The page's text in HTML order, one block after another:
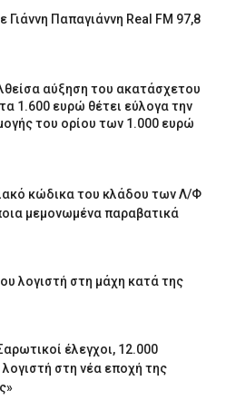
Παπαγιάννη Real FM 97,8
αύξηση του ακατάσχετου
1.600 ευρώ θέτει εύλογα την
του ορίου των 1.000 ευρώ
κώδικα του κλάδου των Λ/Φ
μεμονωμένα παραβατικά
λογιστή στη μάχη κατά της
έλεγχοι, 12.000
στη νέα εποχή της